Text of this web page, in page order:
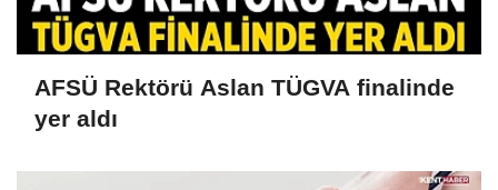
AFSÜ Rektörü Aslan TÜGVA finalinde
yer aldı